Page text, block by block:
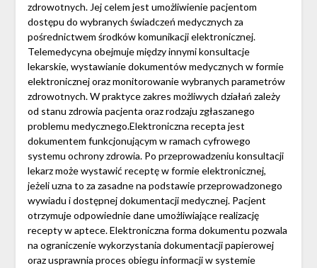
zdrowotnych. Jej celem jest umożliwienie pacjentom
dostępu do wybranych świadczeń medycznych za
pośrednictwem środków komunikacji elektronicznej.
Telemedycyna obejmuje między innymi konsultacje
lekarskie, wystawianie dokumentów medycznych w formie
elektronicznej oraz monitorowanie wybranych parametrów
zdrowotnych. W praktyce zakres możliwych działań zależy
od stanu zdrowia pacjenta oraz rodzaju zgłaszanego
problemu medycznego.Elektroniczna recepta jest
dokumentem funkcjonującym w ramach cyfrowego
systemu ochrony zdrowia. Po przeprowadzeniu konsultacji
lekarz może wystawić receptę w formie elektronicznej,
jeżeli uzna to za zasadne na podstawie przeprowadzonego
wywiadu i dostępnej dokumentacji medycznej. Pacjent
otrzymuje odpowiednie dane umożliwiające realizację
recepty w aptece. Elektroniczna forma dokumentu pozwala
na ograniczenie wykorzystania dokumentacji papierowej
oraz usprawnia proces obiegu informacji w systemie